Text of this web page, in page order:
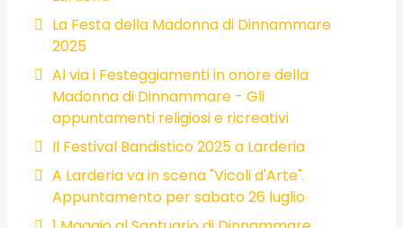
La Festa della Madonna di Dinnammare
2025
Al via i Festeggiamenti in onore della
Madonna di Dinnammare - Gli
appuntamenti religiosi e ricreativi
Il Festival Bandistico 2025 a Larderia
A Larderia va in scena "Vicoli d'Arte".
Appuntamento per sabato 26 luglio